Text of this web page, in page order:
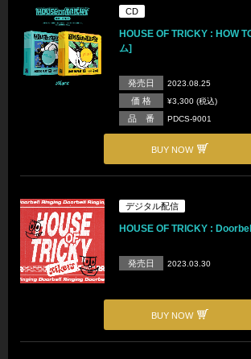
CD
HOUSE OF TRICKY : HOW
ム]
発売日 2023.08.25
価 格 ¥3,300 (税込)
品 番 PDCS-9001
BUY NOW
デジタル配信
HOUSE OF TRICKY :
発売日 2023.03.30
BUY NOW